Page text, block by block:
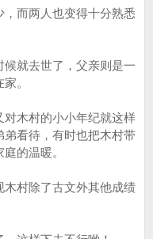
而两人也变得十分熟悉
就去世了，父亲则是一
。
木村的小小年纪就这样
看待，有时也把木村带
的温暖。
村除了古文外其他成绩